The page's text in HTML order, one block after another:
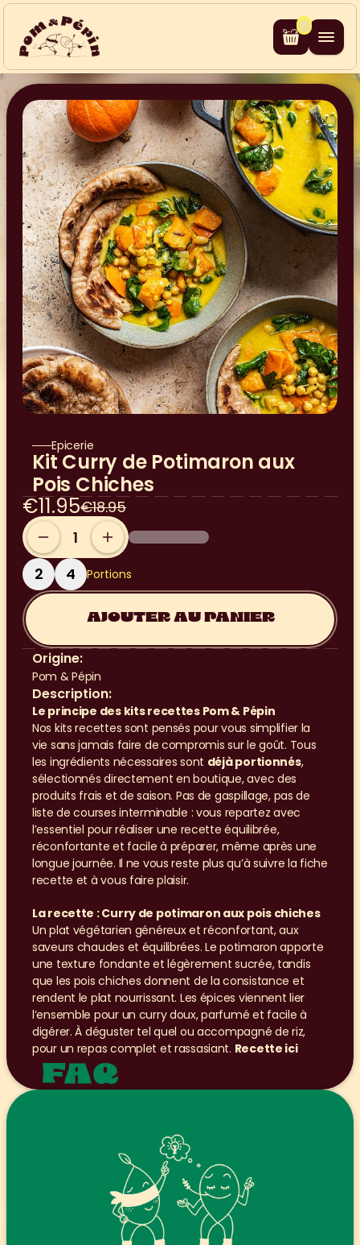
Epicerie
Kit Curry de Potimaron aux
Pois Chiches
€11.95€18.95
2 4 Portions
AJOUTER AU PANIER
Origine:
Pom & Pépin
Description:
Le principe des kits recettes Pom & Pépin
Nos kits recettes sont pensés pour vous simplifier la
vie sans jamais faire de compromis sur le goût. Tous
les ingrédients nécessaires sont déjà portionnés,
sélectionnés directement en boutique, avec des
produits frais et de saison. Pas de gaspillage, pas de
liste de courses interminable : vous repartez avec
l’essentiel pour réaliser une recette équilibrée,
réconfortante et facile à préparer, même après une
longue journée. Il ne vous reste plus qu’à suivre la fiche
recette et à vous faire plaisir.
La recette : Curry de potimaron aux pois chiches
Un plat végétarien généreux et réconfortant, aux
saveurs chaudes et équilibrées. Le potimaron apporte
une texture fondante et légèrement sucrée, tandis
que les pois chiches donnent de la consistance et
rendent le plat nourrissant. Les épices viennent lier
l’ensemble pour un curry doux, parfumé et facile à
digérer. À déguster tel quel ou accompagné de riz,
pour un repas complet et rassasiant. Recette ici
FAQ